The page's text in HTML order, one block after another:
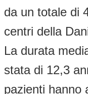
da un totale di
centri della
La durata
stata di 12,3
pazienti hanno